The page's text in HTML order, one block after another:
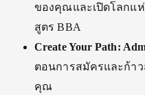
ของคุณและเปิดโลกแ
สูตร BBA
Create Your Path:
ตอนการสมัครและก้า
คุณ